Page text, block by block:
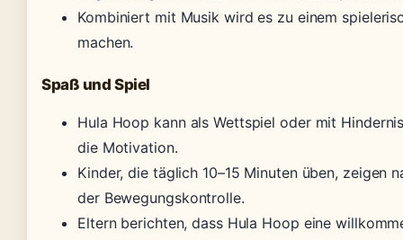
Kombiniert mit Musik wird es zu einem
machen.
Spaß und Spiel
Hula Hoop kann als Wettspiel oder mit
die Motivation.
Kinder, die täglich 10–15 Minuten üben, zeigen
der Bewegungskontrolle.
Eltern berichten, dass Hula Hoop eine